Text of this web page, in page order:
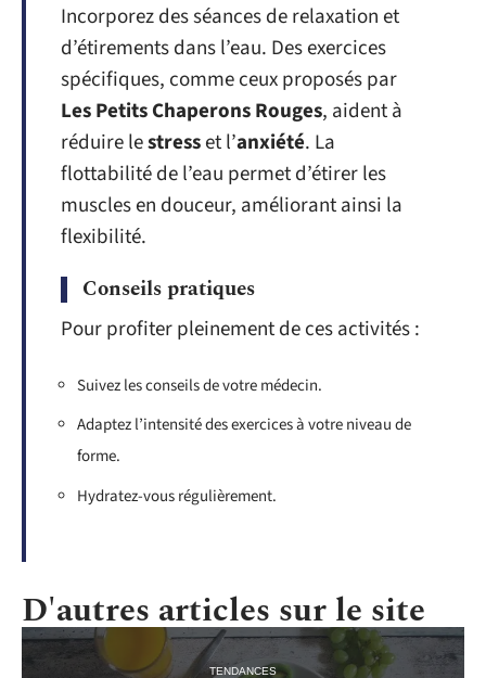
Incorporez des séances de relaxation et
d’étirements dans l’eau. Des exercices
spécifiques, comme ceux proposés par
Les Petits Chaperons Rouges, aident à
réduire lestresset l’anxiété. La
flottabilité de l’eau permet d’étirer les
muscles en douceur, améliorant ainsi la
flexibilité.
Conseils pratiques
Pour profiter pleinement de ces activités :
Suivez les conseils de votre médecin.
Adaptez l’intensité des exercices à votre niveau de
forme.
Hydratez-vous régulièrement.
D'autres articles sur le site
TENDANCES